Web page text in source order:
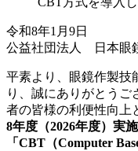
令和8年1月9日
公益社団法人 日本眼
平素より、眼鏡作製技
り、誠にありがとうご
者の皆様の利便性向上
8年度（2026年度）実
「CBT（Computer